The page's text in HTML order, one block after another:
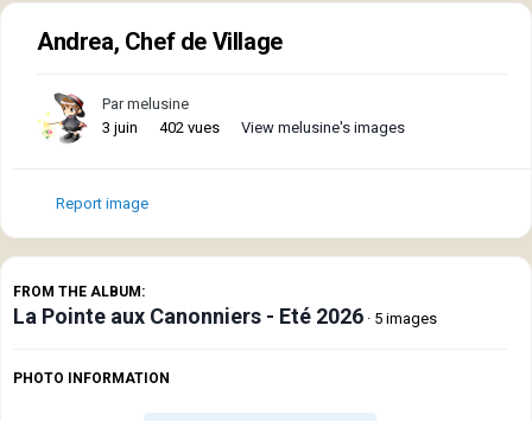
Andrea, Chef de Village
Parmelusine
3 juin
402 vues View melusine's images
Report image
FROM THE ALBUM:
La Pointe aux Canonniers - Eté 2026 · 5 images
PHOTO INFORMATION